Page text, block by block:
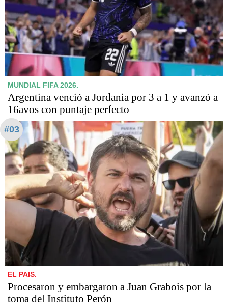
MUNDIAL FIFA 2026.
Argentina venció a Jordania por 3 a 1 y avanzó a
16avos con puntaje perfecto
#03
EL PAIS.
Procesaron y embargaron a Juan Grabois por la
toma del Instituto Perón